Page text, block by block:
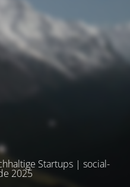
Startups | social-
2025